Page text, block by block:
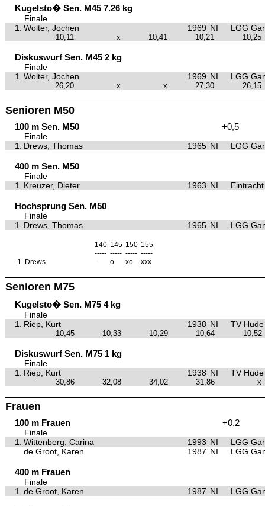
Kugelsto� Sen. M45 7.26 kg
Finale
1.
Wolter, Jochen 1969 NI LGG
10,11 x 10,41 10,21 10,25
Diskuswurf Sen. M45 2 kg
Finale
1.
Wolter, Jochen 1969 NI LGG
26,20 x x 27,30 26,15
Senioren M50
100 m Sen. M50 +0,5
Finale
1.
Drews, Thomas 1965 NI LGG
400 m Sen. M50
Finale
1.
Kreuzer, Dieter 1963 NI
Hochsprung Sen. M50
Finale
1.
Drews, Thomas 1965 NI LGG
140 145 150 155
----- ----- ----- -----
1. Drews - o xo xxx
Senioren M75
Kugelsto� Sen. M75 4 kg
Finale
1.
Riep, Kurt 1938 NI TV Hude
10,45 10,33 10,29 10,64 10,52
Diskuswurf Sen. M75 1 kg
Finale
1.
Riep, Kurt 1938 NI TV Hude
30,86 32,08 34,02 31,86 x
Frauen
100 m Frauen +0,2
Finale
1.
Wittenberg, Carina 1993 NI
LGG
de Groot, Karen
1987 NI LGG
400 m Frauen
Finale
1.
de Groot, Karen 1987 NI LGG